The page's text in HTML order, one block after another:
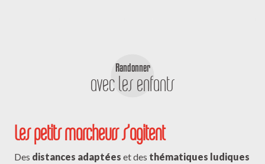
Randonner
avec les enfants
Les petits marcheurs s’agitent
Des distances adaptées et des thématiques ludiques